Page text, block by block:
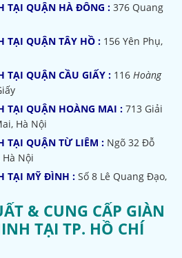
TẠI QUẬN HÀ ĐÔNG : 376 Quang
TẠI QUẬN TÂY HỒ : 156 Yên Phụ,
TẠI QUẬN CẦU GIẤY : 116 Hoàng
TẠI QUẬN HOÀNG MAI : 713 Giải
Hà Nội
TẠI QUẬN TỪ LIÊM : Ngõ 32 Đỗ
Nội
TẠI MỸ ĐÌNH : Số 8 Lê Quang Đạo,
& CUNG CẤP GIÀN
TẠI TP. HỒ CHÍ